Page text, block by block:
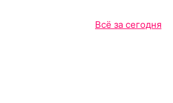
Всё за сегодня